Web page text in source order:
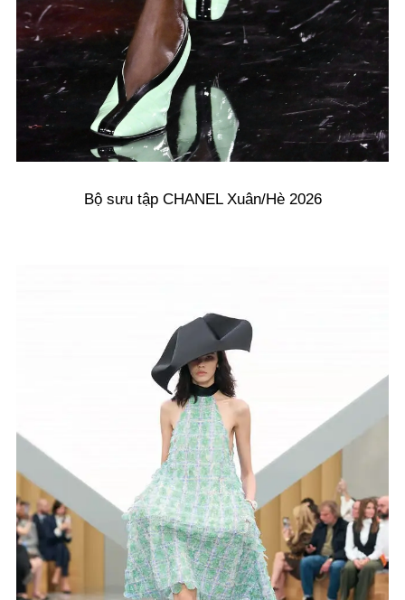
Bộ sưu tập CHANEL Xuân/Hè 2026